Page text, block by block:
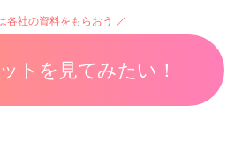
各社の資料をもらおう
トを見てみたい！